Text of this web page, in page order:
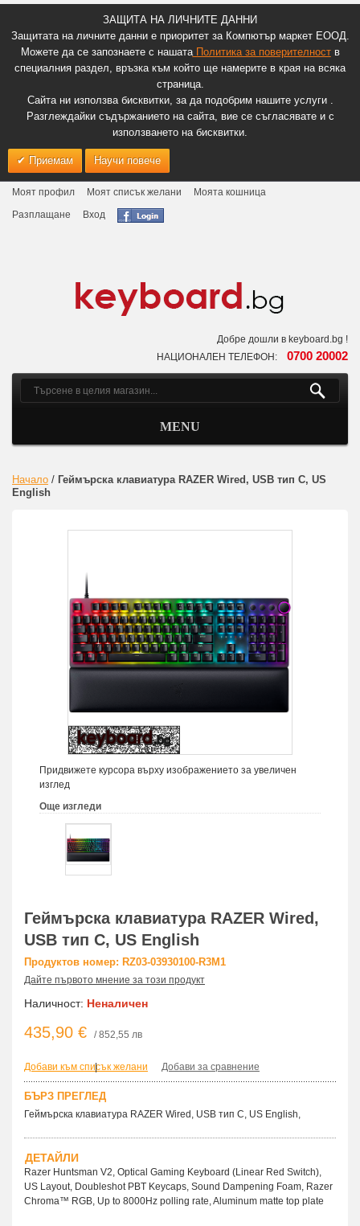
ЗАЩИТА НА ЛИЧНИТЕ ДАННИ
Защитата на личните данни е приоритет за Компютър маркет ЕООД.
Можете да се запознаете с нашатаПолитика за поверителноств
специалния раздел, връзка към който ще намерите в края на всяка
страница.
Сайта ни използва бисквитки, за да подобрим нашите услуги .
Разглеждайки съдържанието на сайта, вие се съгласявате и с
използването на бисквитки.
Приемам Научи повече
Моят профил Моят списък желани
Моята кошница
Разплащане
Вход
Добре дошли в keyboard.bg !
НАЦИОНАЛЕН ТЕЛЕФОН: 0700 20002
MENU
Начало / Геймърска клавиатура RAZER Wired, USB тип C, US
English
Придвижете курсора върху изображението за увеличен
изглед
Още изгледи
Геймърска клавиатура RAZER Wired,
USB тип C, US English
Продуктов номер: RZ03-03930100-R3M1
Дайте първото мнение за този продукт
Наличност: Неналичен
435,90 € / 852,55 лв
Добави към списък желани
| Добави за сравнение
БЪРЗ ПРЕГЛЕД
Геймърска клавиатура RAZER Wired, USB тип C, US English,
ДЕТАЙЛИ
Razer Huntsman V2, Optical Gaming Keyboard (Linear Red Switch),
US Layout, Doubleshot PBT Keycaps, Sound Dampening Foam, Razer
Chroma™ RGB, Up to 8000Hz polling rate, Aluminum matte top plate